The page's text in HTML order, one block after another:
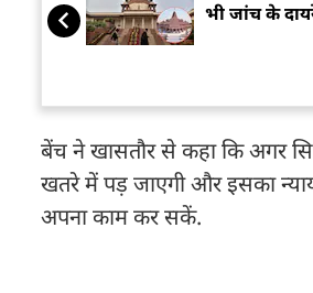
भी जांच के
बेंच ने खासतौर से कहा कि अगर
खतरे में पड़ जाएगी और इसका
अपना काम कर सकें.